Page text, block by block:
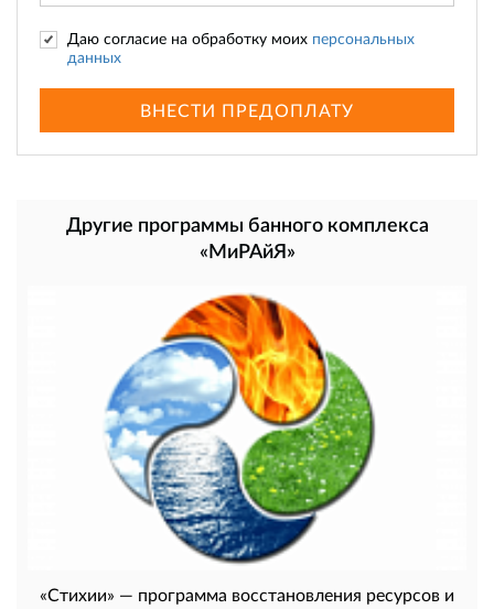
Даю согласие на обработку моих персональных
данных
ВНЕСТИ ПРЕДОПЛАТУ
Другие программы банного комплекса
«МиРАйЯ»
«Стихии» — программа восстановления ресурсов и